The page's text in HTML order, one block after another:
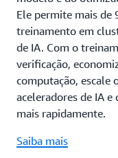
Ele permite mais de
treinamento em
de IA. Com o
verificação,
computação, escale
aceleradores de IA
mais rapidamente.
Saiba mais